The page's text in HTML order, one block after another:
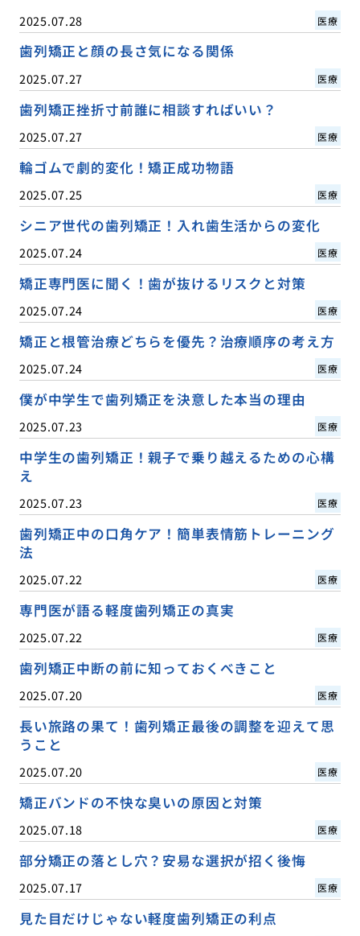
2025.07.28 医療
歯列矯正と顔の長さ気になる関係
2025.07.27 医療
歯列矯正挫折寸前誰に相談すればいい？
2025.07.27 医療
輪ゴムで劇的変化！矯正成功物語
2025.07.25 医療
シニア世代の歯列矯正！入れ歯生活からの変化
2025.07.24 医療
矯正専門医に聞く！歯が抜けるリスクと対策
2025.07.24 医療
矯正と根管治療どちらを優先？治療順序の考え方
2025.07.24 医療
僕が中学生で歯列矯正を決意した本当の理由
2025.07.23 医療
中学生の歯列矯正！親子で乗り越えるための心構
え
2025.07.23 医療
歯列矯正中の口角ケア！簡単表情筋トレーニング
法
2025.07.22 医療
専門医が語る軽度歯列矯正の真実
2025.07.22 医療
歯列矯正中断の前に知っておくべきこと
2025.07.20 医療
長い旅路の果て！歯列矯正最後の調整を迎えて思
うこと
2025.07.20 医療
矯正バンドの不快な臭いの原因と対策
2025.07.18 医療
部分矯正の落とし穴？安易な選択が招く後悔
2025.07.17 医療
見た目だけじゃない軽度歯列矯正の利点